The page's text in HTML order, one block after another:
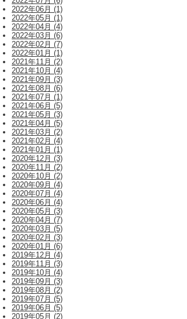
2022年06月 (1)
2022年05月 (1)
2022年04月 (4)
2022年03月 (6)
2022年02月 (7)
2022年01月 (1)
2021年11月 (2)
2021年10月 (4)
2021年09月 (3)
2021年08月 (6)
2021年07月 (1)
2021年06月 (5)
2021年05月 (3)
2021年04月 (5)
2021年03月 (2)
2021年02月 (4)
2021年01月 (1)
2020年12月 (3)
2020年11月 (2)
2020年10月 (2)
2020年09月 (4)
2020年07月 (4)
2020年06月 (4)
2020年05月 (3)
2020年04月 (7)
2020年03月 (5)
2020年02月 (3)
2020年01月 (6)
2019年12月 (4)
2019年11月 (3)
2019年10月 (4)
2019年09月 (3)
2019年08月 (2)
2019年07月 (5)
2019年06月 (5)
2019年05月 (2)